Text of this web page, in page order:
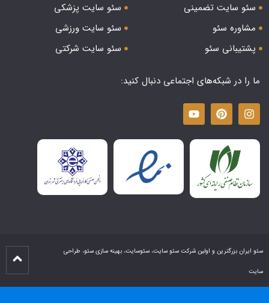
سئو سایت تضمینی
مشاوره سئو
پشتیبانی سئو
سئو سایت پزشکی
سئو سایت ورزشی
سئو سایت شرکتی
ما را در شبکه‌های اجتماعی دنبال کنید:
سئو ایران بزرگترین و اولین شرکت سئو سایت، سئوسایت، بهینه سازی سئو، طراحی
سایت